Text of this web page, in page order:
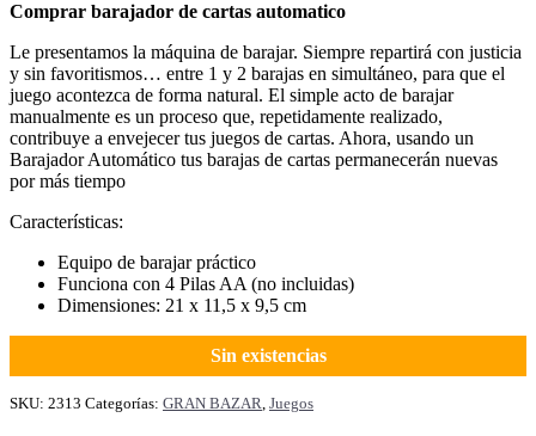
Comprar barajador de cartas automatico
Le presentamos la máquina de barajar. Siempre repartirá con justicia
y sin favoritismos… entre 1 y 2 barajas en simultáneo, para que el
juego acontezca de forma natural. El simple acto de barajar
manualmente es un proceso que, repetidamente realizado,
contribuye a envejecer tus juegos de cartas. Ahora, usando un
Barajador Automático tus barajas de cartas permanecerán nuevas
por más tiempo
Características:
Equipo de barajar práctico
Funciona con 4 Pilas AA (no incluidas)
Dimensiones: 21 x 11,5 x 9,5 cm
Sin existencias
SKU: 2313 Categorías: GRAN BAZAR, Juegos